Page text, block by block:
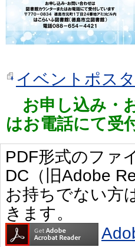
イベントポス
お申し込み・
はお電話にて受
PDF形式のファ
DC（旧Adobe
お持ちでない方
きます。